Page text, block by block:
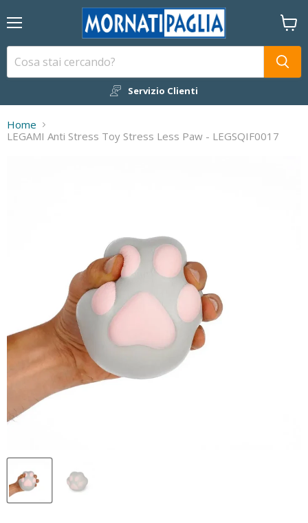
Servizio Clienti
il
Home
LEGAMI Anti Stress Toy Stress Less Paw - LEGSQIF0017